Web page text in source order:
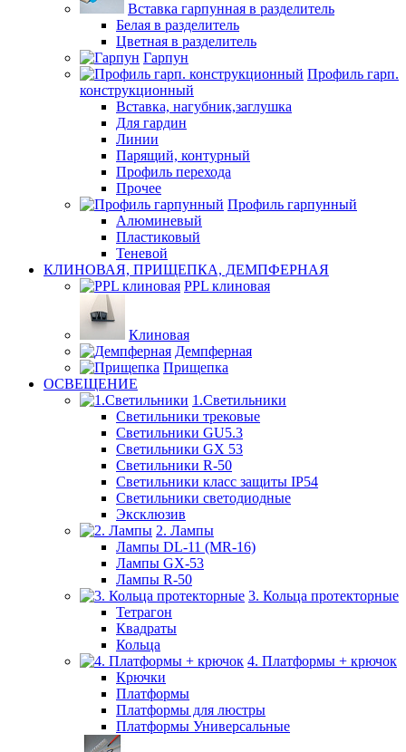
Вставка гарпунная в разделитель
Белая в разделитель
Цветная в разделитель
Гарпун
Профиль гарп.
конструкционный
Вставка, нагубник,заглушка
Для гардин
Линии
Парящий, контурный
Профиль перехода
Прочее
Профиль гарпунный
Алюминевый
Пластиковый
Теневой
КЛИНОВАЯ, ПРИЩЕПКА, ДЕМПФЕРНАЯ
PPL клиновая
Клиновая
Демпферная
Прищепка
ОСВЕЩЕНИЕ
1.Светильники
Светильники трековые
Светильники GU5.3
Светильники GX 53
Светильники R-50
Светильники класс защиты IP54
Светильники светодиодные
Эксклюзив
2. Лампы
Лампы DL-11 (MR-16)
Лампы GX-53
Лампы R-50
3. Кольца протекторные
Тетрагон
Квадраты
Кольца
4. Платформы + крючок
Крючки
Платформы
Платформы для люстры
Платформы Универсальные